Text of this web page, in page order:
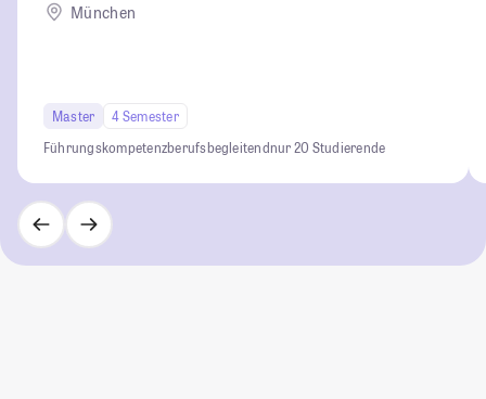
München
Master
4 Semester
Führungskompetenzberufsbegleitendnur 20 Studierende